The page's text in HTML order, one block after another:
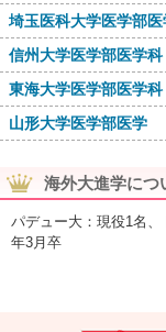
埼玉医科大学医学部医
信州大学医学部医学科
東海大学医学部医学科
山形大学医学部医学
海外大進学につ
パデュー大：現役1名
年3月卒